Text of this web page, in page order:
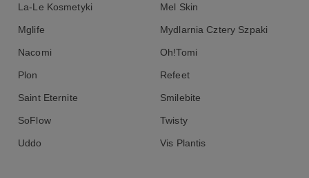
La-Le Kosmetyki Mel Skin
Mglife Mydlarnia Cztery Szpaki
Nacomi Oh!Tomi
Plon Refeet
Saint Eternite Smilebite
SoFlow Twisty
Uddo Vis Plantis